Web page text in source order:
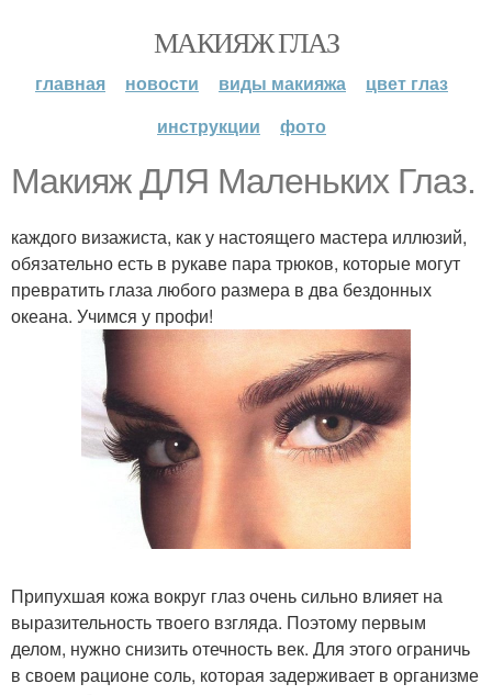
МАКИЯЖ ГЛАЗ
главная новости виды макияжа
цвет глаз
инструкции
фото
Макияж ДЛЯ Маленьких Глаз.
каждого визажиста, как у настоящего мастера иллюзий,
обязательно есть в рукаве пара трюков, которые могут
превратить глаза любого размера в два бездонных
океана. Учимся у профи!
Припухшая кожа вокруг глаз очень сильно влияет на
выразительность твоего взгляда. Поэтому первым
делом, нужно снизить отечность век. Для этого ограничь
в своем рационе соль, которая задерживает в организме